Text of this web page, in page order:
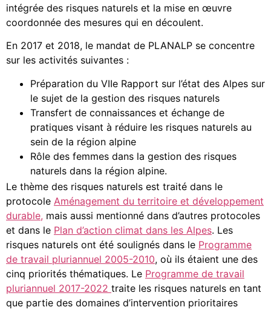
intégrée des risques naturels et la mise en œuvre
coordonnée des mesures qui en découlent.
En 2017 et 2018, le mandat de PLANALP se concentre
sur les activités suivantes :
Préparation du VIIe Rapport sur l’état des Alpes sur
le sujet de la gestion des risques naturels
Transfert de connaissances et échange de
pratiques visant à réduire les risques naturels au
sein de la région alpine
Rôle des femmes dans la gestion des risques
naturels dans la région alpine.
Le thème des risques naturels est traité dans le
protocole Aménagement du territoire et développement
durable, mais aussi mentionné dans d’autres protocoles
et dans le Plan d’action climat dans les Alpes. Les
risques naturels ont été soulignés dans le Programme
de travail pluriannuel 2005-2010, où ils étaient une des
cinq priorités thématiques. Le Programme de travail
pluriannuel 2017-2022 traite les risques naturels en tant
que partie des domaines d’intervention prioritaires